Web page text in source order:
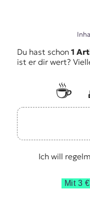
Du hast schon 1
ist er dir wert?
☕️
Ich will
Mit 3